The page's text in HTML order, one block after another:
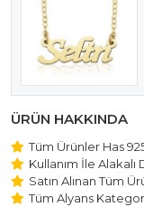
ÜRÜN HAKKINDA
Tüm Ürünler Has
Kullanım İle
Satın Alınan Tüm
Tüm Alyans